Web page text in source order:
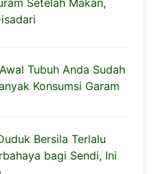
Tubuh Anda Sudah
Konsumsi Garam
Bersila Terlalu
bagi Sendi, Ini